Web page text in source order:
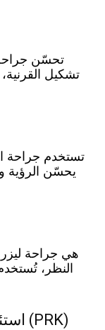
تحسّن
تشكيل
تستخدم جراحة
يحسّن الرؤية
النظر،
استئصال القرنية الانكساري الضوئي (PRK)